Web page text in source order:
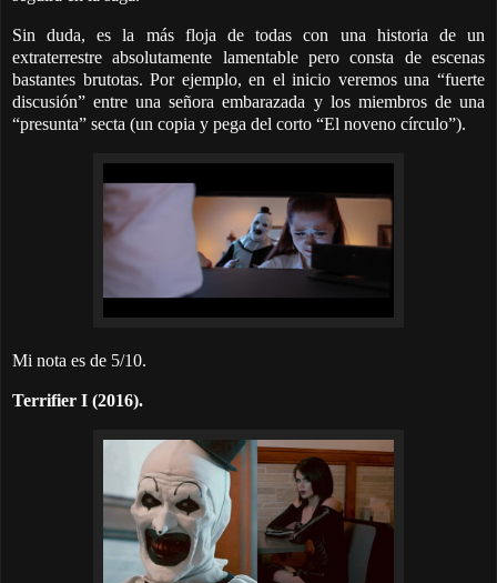
Sin duda, es la más floja de todas con una historia de un
extraterrestre absolutamente lamentable pero consta de escenas
bastantes brutotas. Por ejemplo, en el inicio veremos una “fuerte
discusión” entre una señora embarazada y los miembros de una
“presunta” secta (un copia y pega del corto “El noveno círculo”).
Mi nota es de 5/10.
Terrifier I (2016).